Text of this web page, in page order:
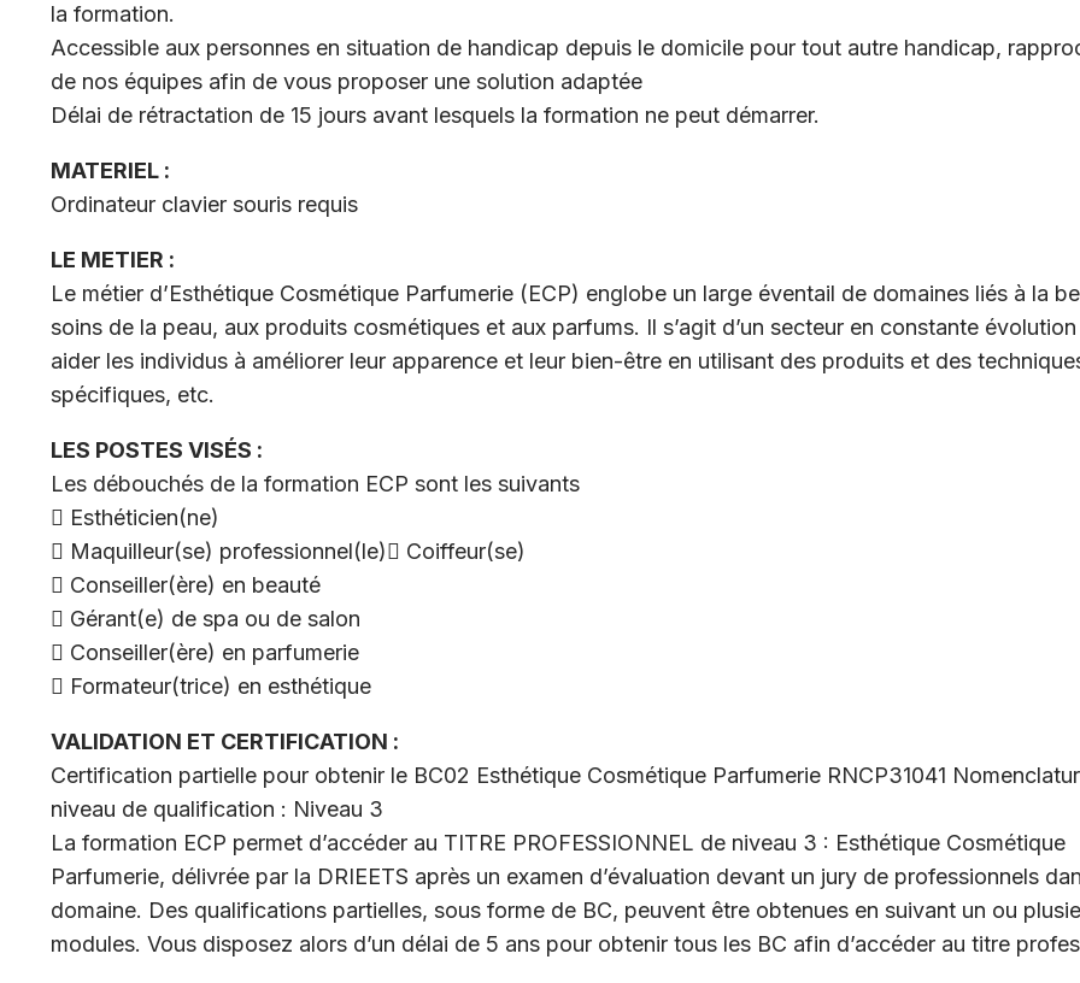
la formation.
Accessible aux personnes en situation de handicap depuis le domicile pour tout autre handicap,
de nos équipes afin de vous proposer une solution adaptée
Délai de rétractation de 15 jours avant lesquels la formation ne peut démarrer.
MATERIEL :
Ordinateur clavier souris requis
LE METIER :
Le métier d’Esthétique Cosmétique Parfumerie (ECP) englobe un large éventail de domaines liés à la
soins de la peau, aux produits cosmétiques et aux parfums. Il s’agit d’un secteur en constante
aider les individus à améliorer leur apparence et leur bien-être en utilisant des produits et des
spécifiques, etc.
LES POSTES VISÉS :
Les débouchés de la formation ECP sont les suivants
 Esthéticien(ne)
 Maquilleur(se) professionnel(le) Coiffeur(se)
 Conseiller(ère) en beauté
 Gérant(e) de spa ou de salon
 Conseiller(ère) en parfumerie
 Formateur(trice) en esthétique
VALIDATION ET CERTIFICATION :
Certification partielle pour obtenir le BC02 Esthétique Cosmétique Parfumerie RNCP31041
niveau de qualification : Niveau 3
La formation ECP permet d’accéder au TITRE PROFESSIONNEL de niveau 3 : Esthétique Cosmétique
Parfumerie, délivrée par la DRIEETS après un examen d’évaluation devant un jury de professionnels
domaine. Des qualifications partielles, sous forme de BC, peuvent être obtenues en suivant un ou
modules. Vous disposez alors d’un délai de 5 ans pour obtenir tous les BC afin d’accéder au titre